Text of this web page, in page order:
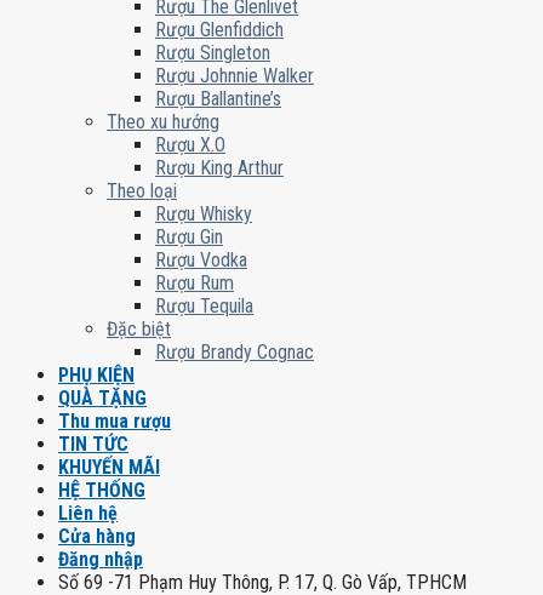
Rượu The Glenlivet
Rượu Glenfiddich
Rượu Singleton
Rượu Johnnie Walker
Rượu Ballantine’s
Theo xu hướng
Rượu X.O
Rượu King Arthur
Theo loại
Rượu Whisky
Rượu Gin
Rượu Vodka
Rượu Rum
Rượu Tequila
Đặc biệt
Rượu Brandy Cognac
PHỤ KIỆN
QUÀ TẶNG
Thu mua rượu
TIN TỨC
KHUYẾN MÃI
HỆ THỐNG
Liên hệ
Cửa hàng
Đăng nhập
Số 69 -71 Phạm Huy Thông, P. 17, Q. Gò Vấp, TPHCM